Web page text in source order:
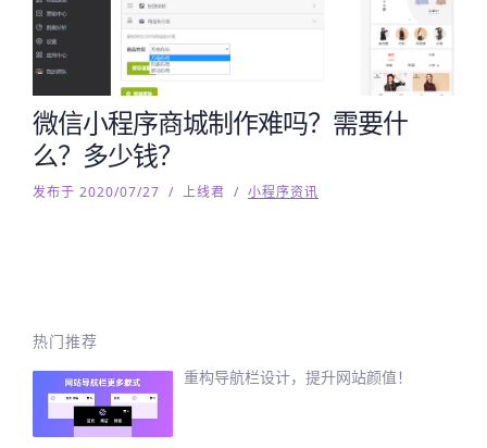
微信小程序商城制作难吗？需要什
么？多少钱？
发布于 2020/07/27 / 上线君 / 小程序资讯
热门推荐
重构导航栏设计，提升网站颜值！